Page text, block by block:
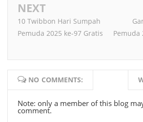
NEXT
10 Twibbon Hari Sumpah
Pemuda 2025 ke-97 Gratis
Pemuda
NO COMMENTS:
Note: only a member of this blog
comment.